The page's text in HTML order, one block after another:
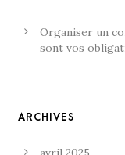
Organiser un
sont vos
ARCHIVES